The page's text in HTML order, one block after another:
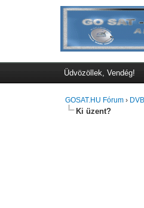
Üdvözöllek, Vendég!
GOSAT.HU Fórum ›
Ki üzent?